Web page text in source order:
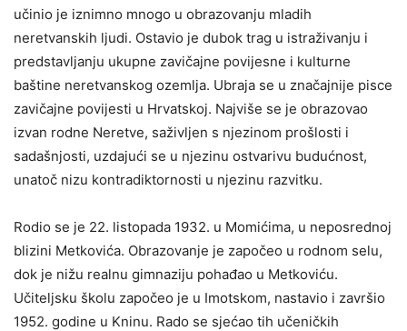
učinio je iznimno mnogo u obrazovanju mladih
neretvanskih ljudi. Ostavio je dubok trag u istraživanju i
predstavljanju ukupne zavičajne povijesne i kulturne
baštine neretvanskog ozemlja. Ubraja se u značajnije pisce
zavičajne povijesti u Hrvatskoj. Najviše se je obrazovao
izvan rodne Neretve, saživljen s njezinom prošlosti i
sadašnjosti, uzdajući se u njezinu ostvarivu budućnost,
unatoč nizu kontradiktornosti u njezinu razvitku.
Rodio se je 22. listopada 1932. u Momićima, u neposrednoj
blizini Metkovića. Obrazovanje je započeo u rodnom selu,
dok je nižu realnu gimnaziju pohađao u Metkoviću.
Učiteljsku školu započeo je u Imotskom, nastavio i završio
1952. godine u Kninu. Rado se sjećao tih učeničkih